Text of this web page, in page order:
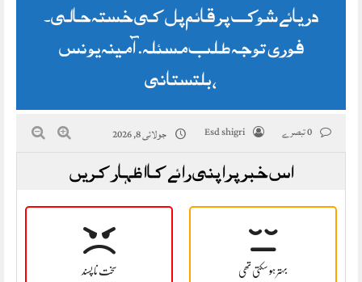
دریائے شوک پر قائم پل کی خستہ حالی۔
فوری توجہ طلب مسئلہ. آمینہ یونس
،بلتستانی
Esd shigri جولائی 8, 2026
اس خبر پر اپنی رائے کا اظہار کریں
سخت نا پسند بہتر ہو سکتی تھی